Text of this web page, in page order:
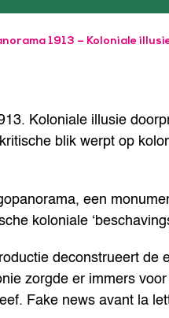
1913 – Koloniale
Koloniale illusie
blik werpt op
een
koloniale
deconstrueert
zorgde er immers
Fake news avant la